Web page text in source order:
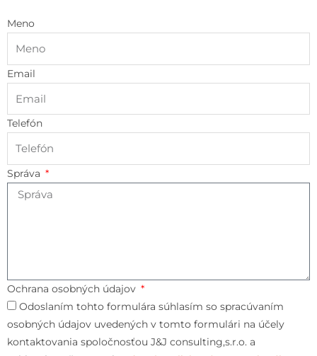
Meno
Email
Telefón
Správa
Ochrana osobných údajov
Odoslaním tohto formulára súhlasím so spracúvaním
osobných údajov uvedených v tomto formulári na účely
kontaktovania spoločnosťou J&J consulting,s.r.o. a